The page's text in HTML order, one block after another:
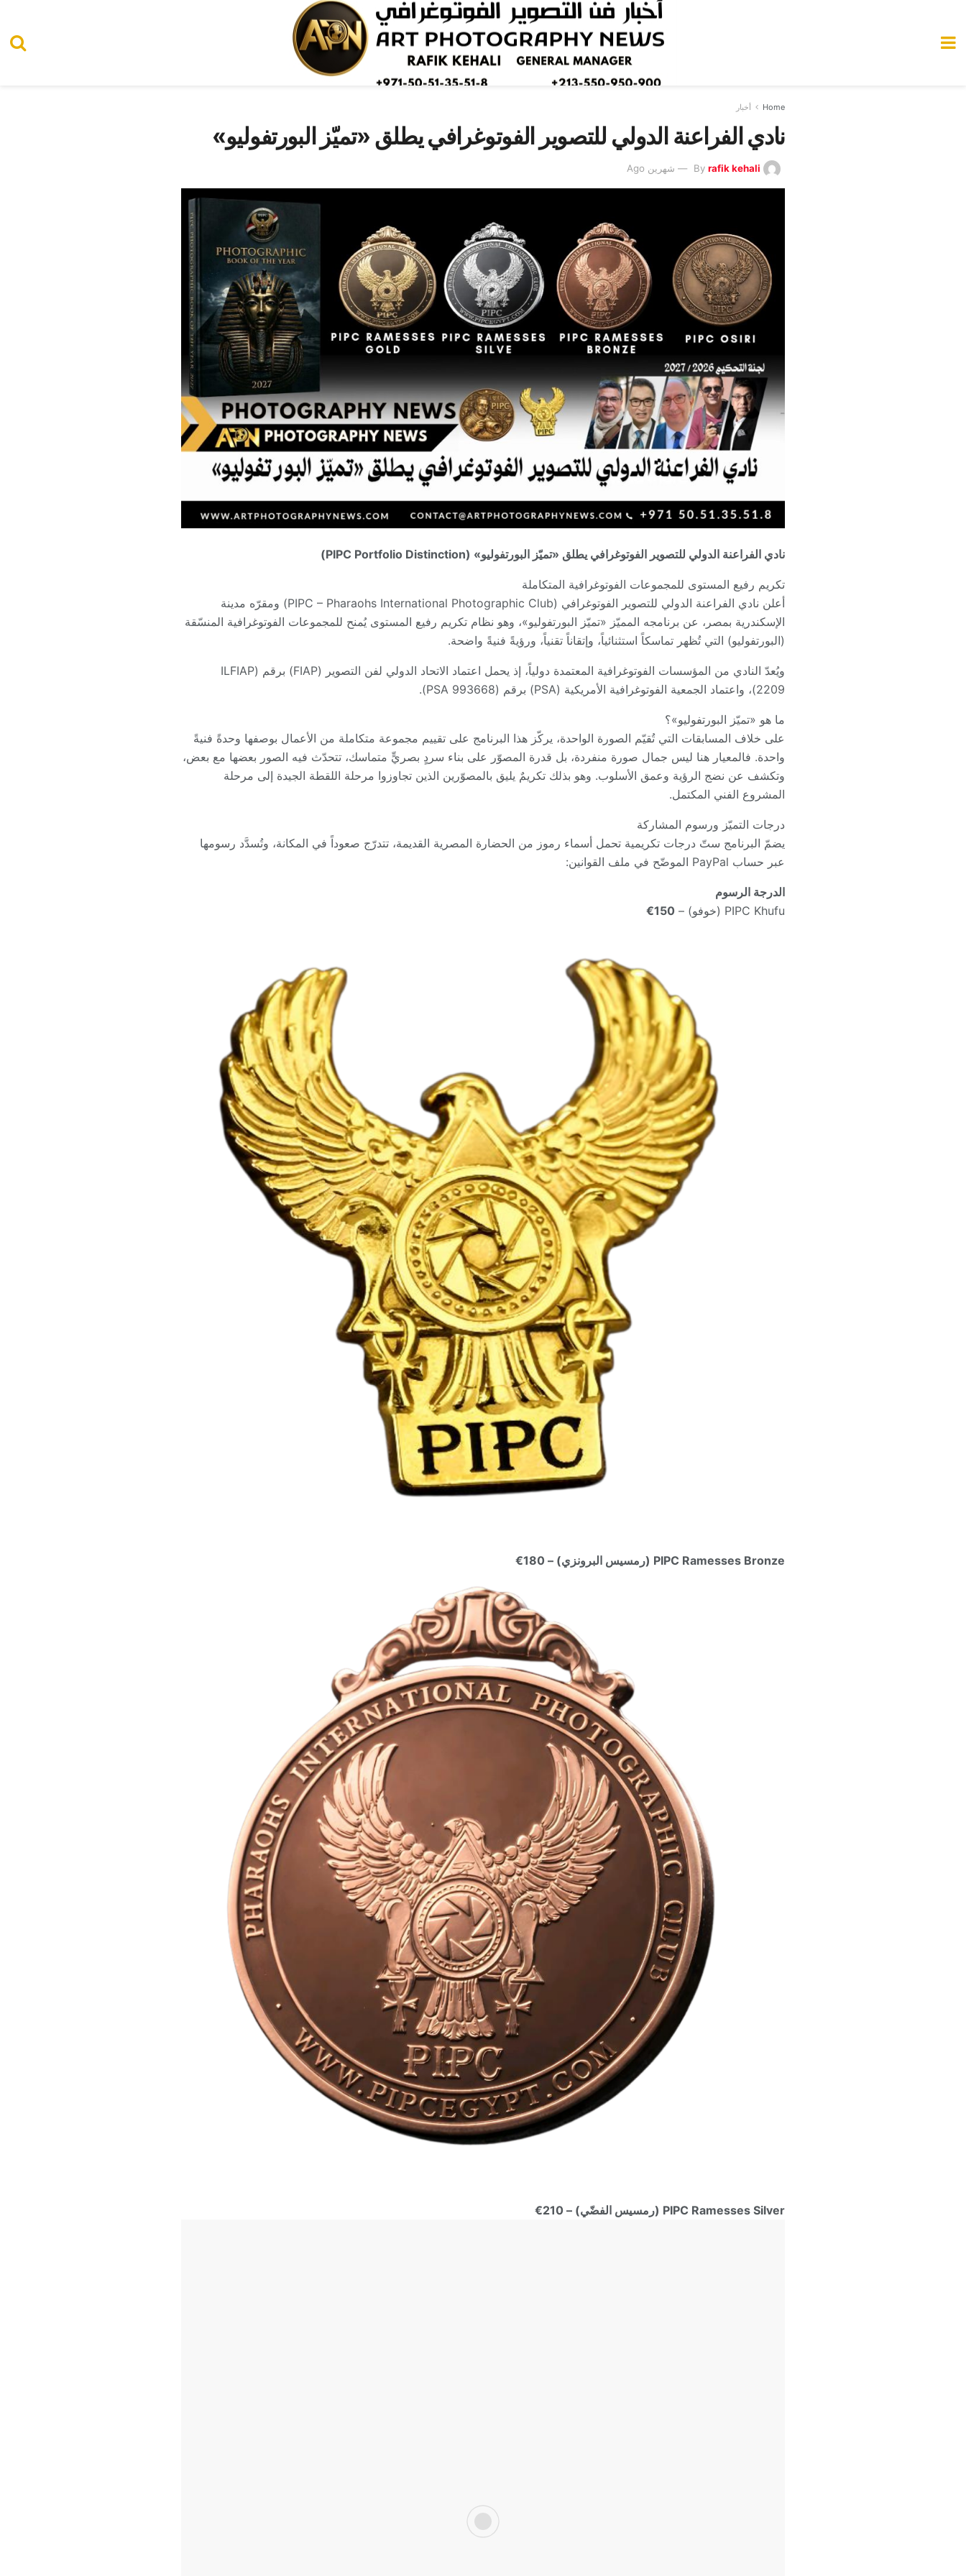
Home أخبار
نادي الفراعنة الدولي للتصوير الفوتوغرافي يطلق «تميّز البورتفوليو»
By rafik kehali شهرين Ago
نادي الفراعنة الدولي للتصوير الفوتوغرافي يطلق «تميّز البورتفوليو» (PIPC Portfolio Distinction)
تكريم رفيع المستوى للمجموعات الفوتوغرافية المتكاملة
أعلن نادي الفراعنة الدولي للتصوير الفوتوغرافي (PIPC – Pharaohs International Photographic Club) ومقرّه مدينة
الإسكندرية بمصر، عن برنامجه المميّز «تميّز البورتفوليو»، وهو نظام تكريم رفيع المستوى يُمنح للمجموعات الفوتوغرافية المنسّقة
(البورتفوليو) التي تُظهر تماسكاً استثنائياً، وإتقاناً تقنياً، ورؤيةً فنيةً واضحة.
ويُعدّ النادي من المؤسسات الفوتوغرافية المعتمدة دولياً، إذ يحمل اعتماد الاتحاد الدولي لفن التصوير (FIAP) برقم (ILFIAP
2209)، واعتماد الجمعية الفوتوغرافية الأمريكية (PSA) برقم (PSA 993668).
ما هو «تميّز البورتفوليو»؟
على خلاف المسابقات التي تُقيّم الصورة الواحدة، يركّز هذا البرنامج على تقييم مجموعة متكاملة من الأعمال بوصفها وحدةً فنيةً
واحدة. فالمعيار هنا ليس جمال صورة منفردة، بل قدرة المصوّر على بناء سردٍ بصريٍّ متماسك، تتحدّث فيه الصور بعضها مع بعض،
وتكشف عن نضج الرؤية وعمق الأسلوب. وهو بذلك تكريمٌ يليق بالمصوّرين الذين تجاوزوا مرحلة اللقطة الجيدة إلى مرحلة
المشروع الفني المكتمل.
درجات التميّز ورسوم المشاركة
يضمّ البرنامج ستّ درجات تكريمية تحمل أسماء رموز من الحضارة المصرية القديمة، تتدرّج صعوداً في المكانة، وتُسدَّد رسومها
عبر حساب PayPal الموضّح في ملف القوانين:
الدرجة الرسوم
PIPC Khufu (خوفو) –
150€
PIPC Ramesses Bronze (رمسيس البرونزي) – 180€
PIPC Ramesses Silver (رمسيس الفضّي) – 210€